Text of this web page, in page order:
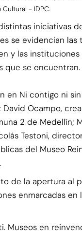
- IDPC.
iniciativas
se evidencian
y las
que se encuentran.
en Ni contigo ni
Ocampo,
2 de Medellín;
Testoni,
del Museo
de la apertura
enmarcadas
Museos en